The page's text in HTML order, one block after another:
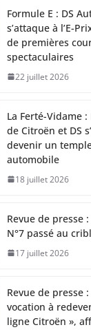
Formule E : DS
s’attaque à l’E-
de premières
spectaculaires
22 juillet 2026
La Ferté-Vidame
de Citroën et DS
devenir un
automobile
18 juillet 2026
Revue de presse
N°7 passé au
17 juillet 2026
Revue de presse :
vocation à
ligne Citroën »,